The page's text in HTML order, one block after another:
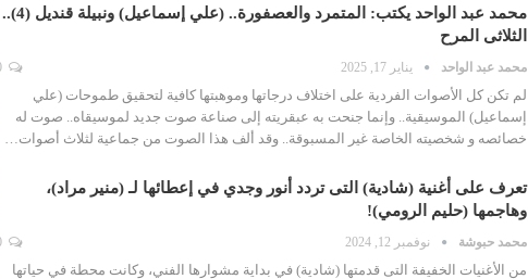
محمد عبد الواحد يكتب: المتمرد والعصفورة.. (علي إسماعيل) ونبيلة قنديل (4)..
الثلاثى المرح
محمد عبد الواحد يناير 17, 2025
لم تكن كل الأصوات الفردية على اختلاف درجاتها وموهبتها كافية لتحقيق طموحات (علي
إسماعيل) الموسيقية.. وإنما جنحت به عبقريته إلى صناعة صوت جديد لموسيقاه.. صوت له
خصائصه و شخصيته الخاصة غير المسبوقة.. وقد ألف هذا الصوت من جماعية لثلاث أصوات…
تعرف على أغنية (شادية) التى تردد أنور وجدي في إعطائها لـ (منير مراد)،
وهاجمها (حليم الرومي)!
محمد حبوشة نوفمبر 12, 2024
من الأغنيات الخفيفة التى قدمتها (شادية) في بداية مشوارها الفني، وكانت محطة في حياتها